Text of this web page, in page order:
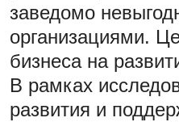
заведомо
организациями.
бизнеса на
В рамках
развития и